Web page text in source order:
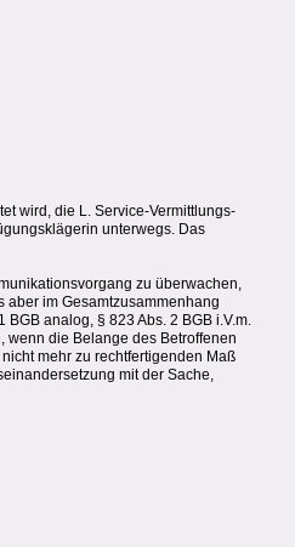
wird, die L. Service-Vermittlungs-
unterwegs. Das
zu überwachen,
aber im Gesamtzusammenhang
analog, § 823 Abs. 2 BGB i.V.m.
die Belange des Betroffenen
mehr zu rechtfertigenden Maß
mit der Sache,